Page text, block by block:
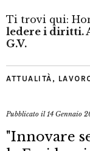
Ti trovi qui:
ledere i diritti.
G.V.
ATTUALITÀ ,
Pubblicato il14 Gennaio
"Innovare